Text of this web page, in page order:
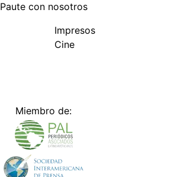
Paute con nosotros
Impresos
Cine
Miembro de: